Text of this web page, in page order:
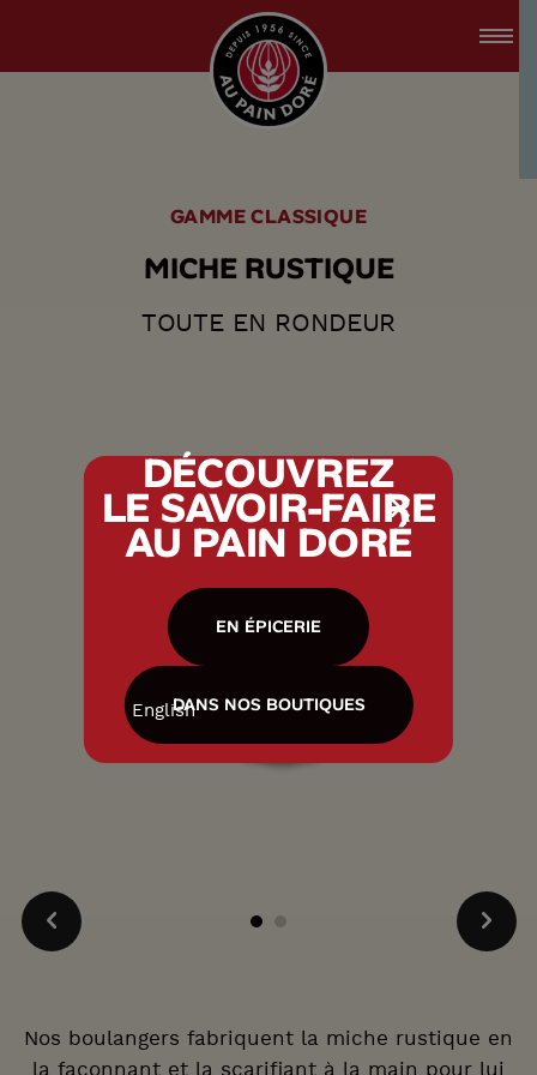
accessibility.skipToMain
GAMME CLASSIQUE
MICHE RUSTIQUE
TOUTE EN RONDEUR
Nos boulangers fabriquent la miche rustique en
DÉCOUVREZ
LE SAVOIR-FAIRE
AU PAIN DORÉ
EN ÉPICERIE
DANS NOS BOUTIQUES
English